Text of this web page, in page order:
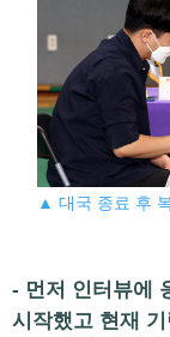
▲ 대국 종료 후
- 먼저 인터뷰에
시작했고 현재